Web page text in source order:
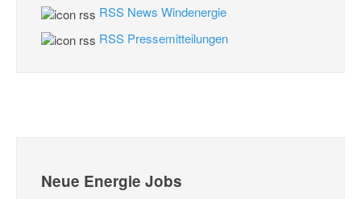
RSS News Windenergie
RSS Pressemitteilungen
Neue Energie Jobs